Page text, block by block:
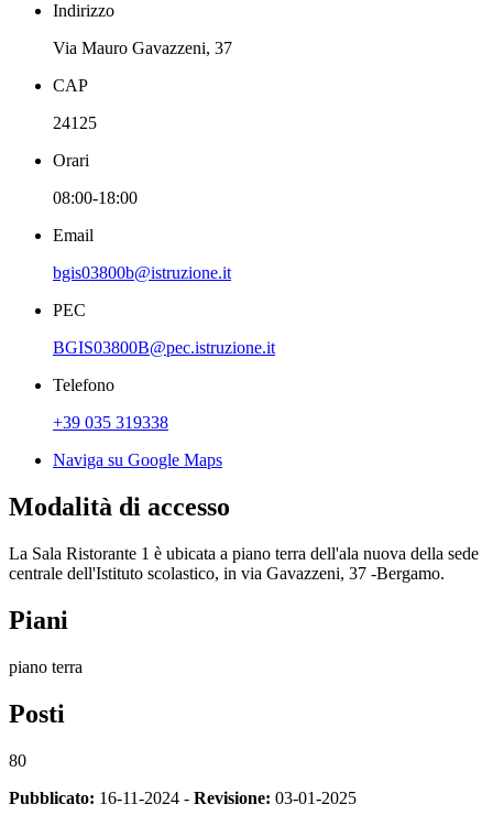
Indirizzo
Via Mauro Gavazzeni, 37
CAP
24125
Orari
08:00-18:00
Email
bgis03800b@istruzione.it
PEC
BGIS03800B@pec.istruzione.it
Telefono
+39 035 319338
Naviga su Google Maps
Modalità di accesso
La Sala Ristorante 1 è ubicata a piano terra dell'ala nuova della sede
centrale dell'Istituto scolastico, in via Gavazzeni, 37 -Bergamo.
Piani
piano terra
Posti
80
Pubblicato: 16-11-2024 - Revisione: 03-01-2025